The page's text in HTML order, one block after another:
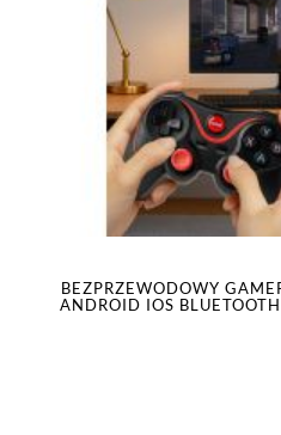
BEZPRZEWODOWY
ANDROID IOS